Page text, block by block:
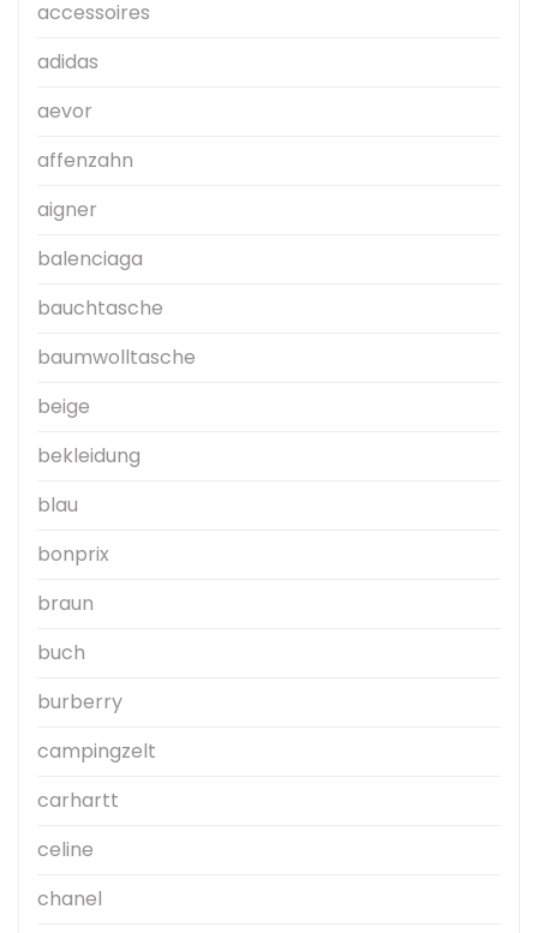
accessoires
adidas
aevor
affenzahn
aigner
balenciaga
bauchtasche
baumwolltasche
beige
bekleidung
blau
bonprix
braun
buch
burberry
campingzelt
carhartt
celine
chanel